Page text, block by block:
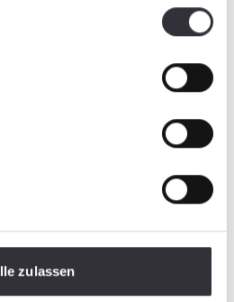
zulassen